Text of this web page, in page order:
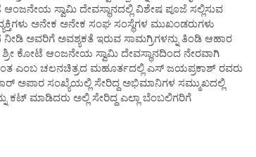
ಸ್ವಾಮಿ ದೇವಸ್ಥಾನದಲ್ಲಿ ವಿಶೇಷ ಪೂಜೆ ಸಲ್ಲಿಸುವ
ಅನೇಕ ಅನೇಕ ಸಂಘ ಸಂಸ್ಥೆಗಳ ಮುಖಂಡರುಗಳು
ಅವರಿಗೆ ಅವಶ್ಯಕತೆ ಇರುವ ಸಾಮಗ್ರಿಗಳನ್ನು ತಿಂಡಿ ಆಹಾರ
ಶ್ರೀ ಕೋಟೆ ಆಂಜನೇಯ ಸ್ವಾಮಿ ದೇವಸ್ಥಾನದಿಂದ ನೇರವಾಗಿ
ಎಂಬ ಚಲನಚಿತ್ರದ ಮಹೂರ್ತದಲ್ಲಿ ಎಸ್ ಜಯಪ್ರಕಾಶ್ ರವರು
ಅಪಾರ ಸಂಖ್ಯೆಯಲ್ಲಿ ಸೇರಿದ್ದ ಅಭಿಮಾನಿಗಳ ಸಮ್ಮುಖದಲ್ಲಿ
ಕಟ್ ಮಾಡಿದರು ಅಲ್ಲಿ ಸೇರಿದ್ದ ಎಲ್ಲಾ ಬೆಂಬಲಿಗರಿಗೆ